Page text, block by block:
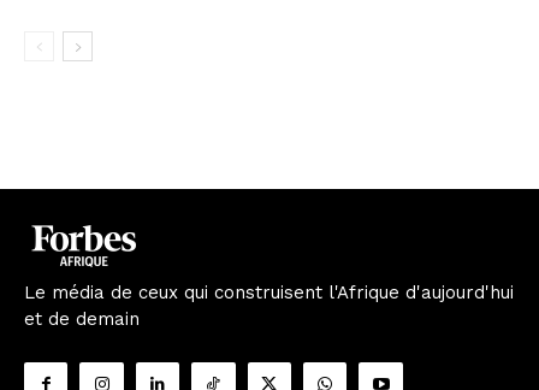
Le média de ceux qui construisent l'Afrique d'aujourd'hui
et de demain